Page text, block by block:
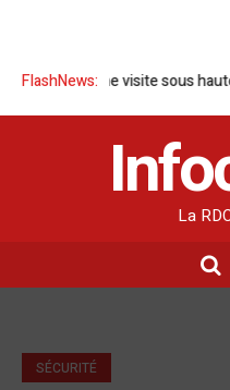
FlashNews:
: une visite sous haute
La
SÉCURITÉ